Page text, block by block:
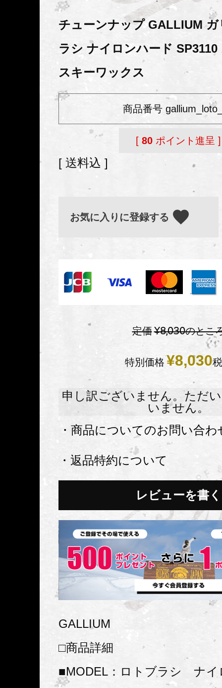
チューンナップ GALLIUM
ラシ ナイロンハード
スキーワックス
商品番号
[ 80 ポイント進呈 ]
送料込
お気に入りに登録する
定価¥8,030のとこ
特別価格 ¥8,030
申し訳ございません。ただ
いません。
・商品についてのお問い合わ
・返品特約について
レビューを書く
GALLIUM
□商品詳細
■MODEL：ロトブラシ ナイ